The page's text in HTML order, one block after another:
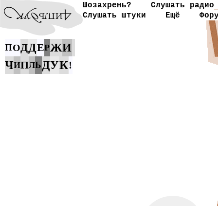
Шозахрень?
Слушать радио
Слушать штуки
Ещё
ПОДДЕРЖИ
ЧИПЛЬДУК!